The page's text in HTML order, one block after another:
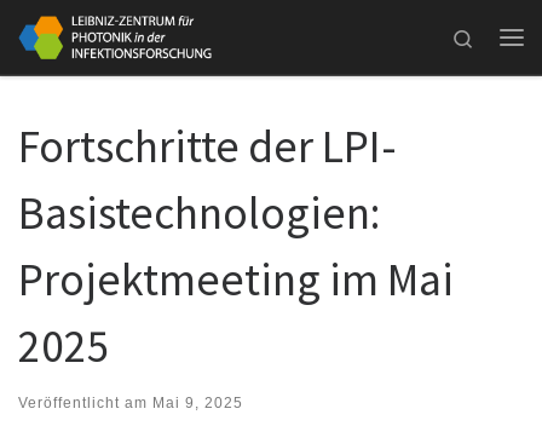
Zum Inhalt springen
Search
Fortschritte der LPI-
Basistechnologien:
Projektmeeting im Mai
2025
Veröffentlicht am Mai 9, 2025